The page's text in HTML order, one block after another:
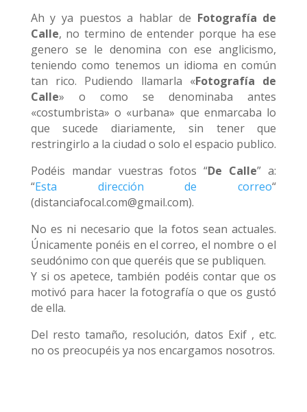
Ah y ya puestos a hablar de Fotografía de
Calle, no termino de entender porque ha ese
genero se le denomina con ese anglicismo,
teniendo como tenemos un idioma en común
tan rico. Pudiendo llamarla «Fotografía de
Calle» o como se denominaba antes
«costumbrista» o «urbana» que enmarcaba lo
que sucede diariamente, sin tener que
restringirlo a la ciudad o solo el espacio publico.
Podéis mandar vuestras fotos “De Calle” a:
“Esta dirección de correo“
(distanciafocal.com@gmail.com).
No es ni necesario que la fotos sean actuales.
Únicamente ponéis en el correo, el nombre o el
seudónimo con que queréis que se publiquen.
Y si os apetece, también podéis contar que os
motivó para hacer la fotografía o que os gustó
de ella.
Del resto tamaño, resolución, datos Exif , etc.
no os preocupéis ya nos encargamos nosotros.